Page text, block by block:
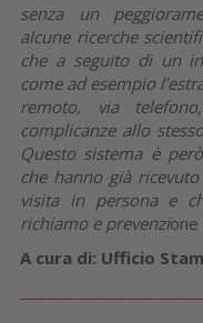
senza un
alcune ricerche
che a seguito di un
come ad esempio
remoto, via
complicanze allo
Questo sistema è
che hanno già
visita in persona e
richiamo e prevenzione
A cura di: Ufficio